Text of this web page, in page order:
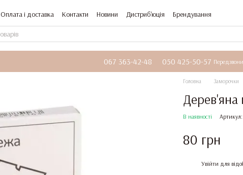
Оплата і доставка Контакти Новини Дистриб'юція Брендування
067 363-42-48 050 425-50-57
Головна Заморочки
В наявності
80 грн
Увійти для